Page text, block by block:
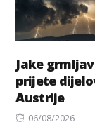
Jake
prijete
Austrije
Posted
06/08/2026